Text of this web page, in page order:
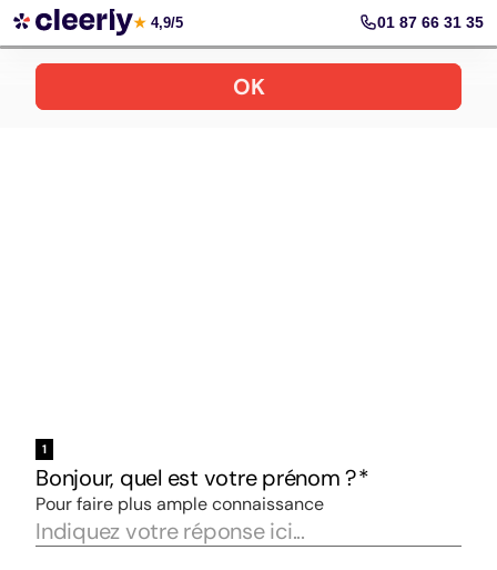
Votre simulation gratuite et personnalisée
★ 4,9/5 01 87 66 31 35